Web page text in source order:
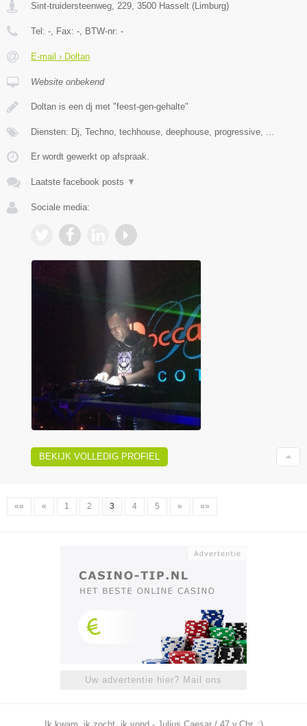
Sint-truidersteenweg, 229, 3500 Hasselt (Limburg)
Tel: -, Fax: -, BTW-nr: -
E-mail › Doltan
Website onbekend
Doltan is een dj met "feest-gen-gehalte"
Diensten: Dj, Techno, techhouse, deephouse, progressive, ...
Er wordt gewerkt op afspraak.
Laatste facebook posts ▼
Sociale media:
BEKIJK VOLLEDIG PROFIEL
«« « 1 2 3 4 5 » »»
Uw advertentie hier? Mail ons